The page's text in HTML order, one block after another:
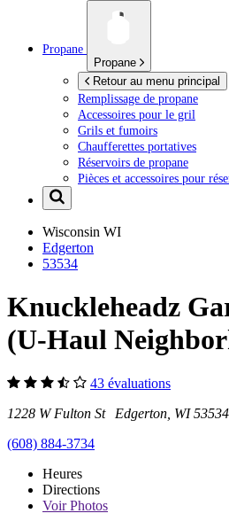
Propane
Propane
Retour au menu principal
Remplissage de propane
Accessoires pour le gril
Grils et fumoirs
Chaufferettes portatives
Réservoirs de propane
Pièces et accessoires pour
Wisconsin WI
Edgerton
53534
Knuckleheadz
(U-Haul
43 évaluations
1228 W Fulton St Edgerton, WI 53534
(608) 884-3734
Heures
Directions
VoirPhotos